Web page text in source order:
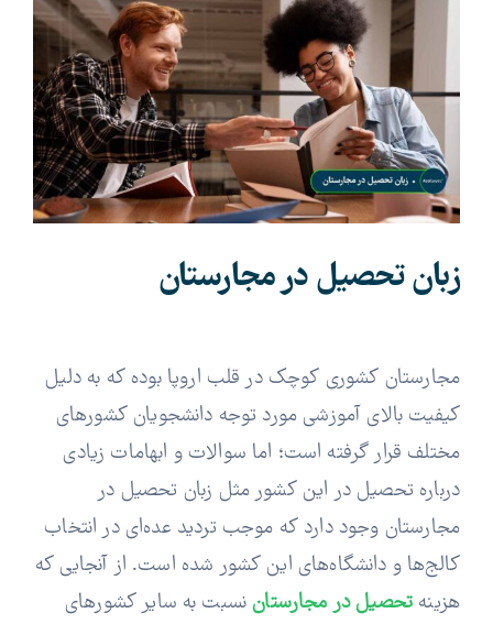
View
Larger
Image
زبان تحصیل در مجارستان
مجارستان کشوری کوچک در قلب اروپا بوده که به دلیل
کیفیت بالای آموزشی مورد توجه دانشجویان کشورهای
مختلف قرار گرفته است؛ اما سوالات و ابهامات زیادی
درباره تحصیل در این کشور مثل زبان تحصیل در
مجارستان وجود دارد که موجب تردید عده‌ای در انتخاب
کالج‌ها و دانشگاه‌های این کشور شده است. از آنجایی که
هزینه تحصیل در مجارستاننسبت به سایر کشورهای